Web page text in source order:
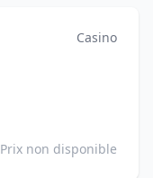
Casino
Prix non disponible